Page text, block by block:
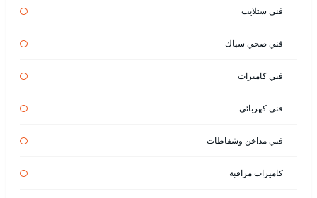
فني ستلايت
فني صحي سباك
فني كاميرات
فني كهربائي
فني مداخن وشفاطات
كاميرات مراقبة